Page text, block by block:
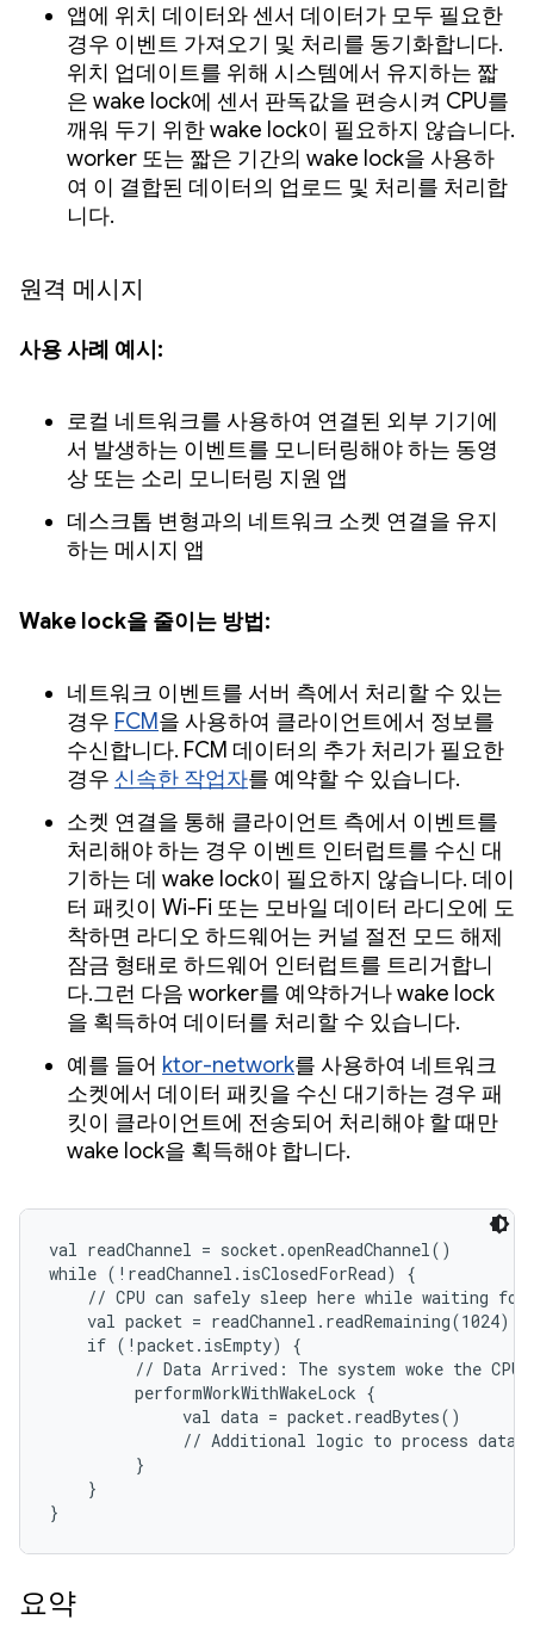
앱에 위치 데이터와 센서 데이터가 모두 필요한
경우 이벤트 가져오기 및 처리를 동기화합니다.
위치 업데이트를 위해 시스템에서 유지하는 짧
은 wake lock에 센서 판독값을 편승시켜 CPU를
깨워 두기 위한 wake lock이 필요하지 않습니다.
worker 또는 짧은 기간의 wake lock을 사용하
여 이 결합된 데이터의 업로드 및 처리를 처리합
니다.
원격 메시지
사용 사례 예시:
로컬 네트워크를 사용하여 연결된 외부 기기에
서 발생하는 이벤트를 모니터링해야 하는 동영
상 또는 소리 모니터링 지원 앱
데스크톱 변형과의 네트워크 소켓 연결을 유지
하는 메시지 앱
Wake lock을 줄이는 방법:
네트워크 이벤트를 서버 측에서 처리할 수 있는
경우 FCM을 사용하여 클라이언트에서 정보를
수신합니다. FCM 데이터의 추가 처리가 필요한
경우 신속한 작업자를 예약할 수 있습니다.
소켓 연결을 통해 클라이언트 측에서 이벤트를
처리해야 하는 경우 이벤트 인터럽트를 수신 대
기하는 데 wake lock이 필요하지 않습니다. 데이
터 패킷이 Wi-Fi 또는 모바일 데이터 라디오에 도
착하면 라디오 하드웨어는 커널 절전 모드 해제
잠금 형태로 하드웨어 인터럽트를 트리거합니
다.그런 다음 worker를 예약하거나 wake lock
을 획득하여 데이터를 처리할 수 있습니다.
예를 들어 ktor-network를 사용하여 네트워크
소켓에서 데이터 패킷을 수신 대기하는 경우 패
킷이 클라이언트에 전송되어 처리해야 할 때만
wake lock을 획득해야 합니다.
val readChannel = socket.openReadChannel()
while (!readChannel.isClosedForRead) {
// CPU can safely sleep here while waiting for
    val packet = readChannel.readRemaining(1024)
    if (!packet.isEmpty) {
// Data Arrived: The system woke the
         performWorkWithWakeLock {
              val data = packet.readBytes()
// Additional logic to process data
         }
    }
}
요약